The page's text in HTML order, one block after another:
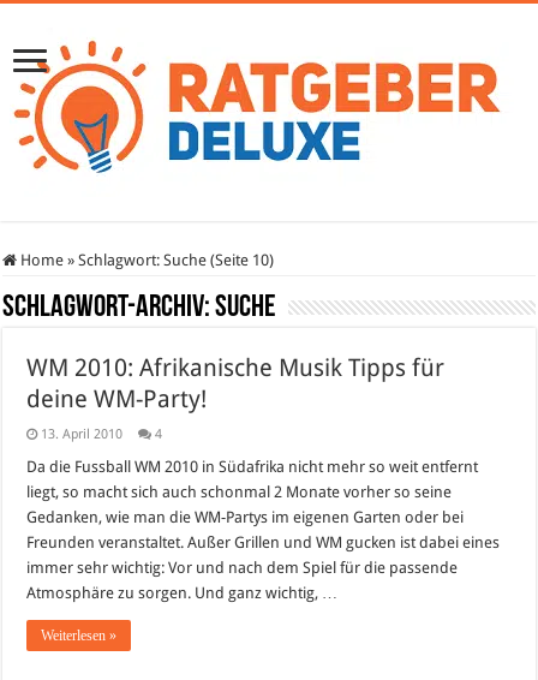
Home » Schlagwort:Suche (Seite 10)
Schlagwort-Archiv:Suche
WM 2010: Afrikanische Musik Tipps für
deine WM-Party!
13. April 2010 4
Da die Fussball WM 2010 in Südafrika nicht mehr so weit entfernt
liegt, so macht sich auch schonmal 2 Monate vorher so seine
Gedanken, wie man die WM-Partys im eigenen Garten oder bei
Freunden veranstaltet. Außer Grillen und WM gucken ist dabei eines
immer sehr wichtig: Vor und nach dem Spiel für die passende
Atmosphäre zu sorgen. Und ganz wichtig, …
Weiterlesen »